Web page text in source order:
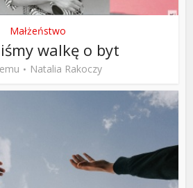
Małżeństwo
walkę o byt
Natalia Rakoczy